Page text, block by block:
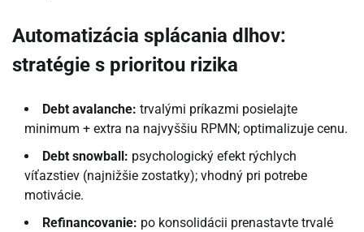
Automatizácia splácania dlhov:
stratégie s prioritou rizika
Debt avalanche: trvalými príkazmi posielajte
minimum + extra na najvyššiu RPMN; optimalizuje cenu.
Debt snowball: psychologický efekt rýchlych
víťazstiev (najnižšie zostatky); vhodný pri potrebe
motivácie.
Refinancovanie: po konsolidácii prenastavte trvalé